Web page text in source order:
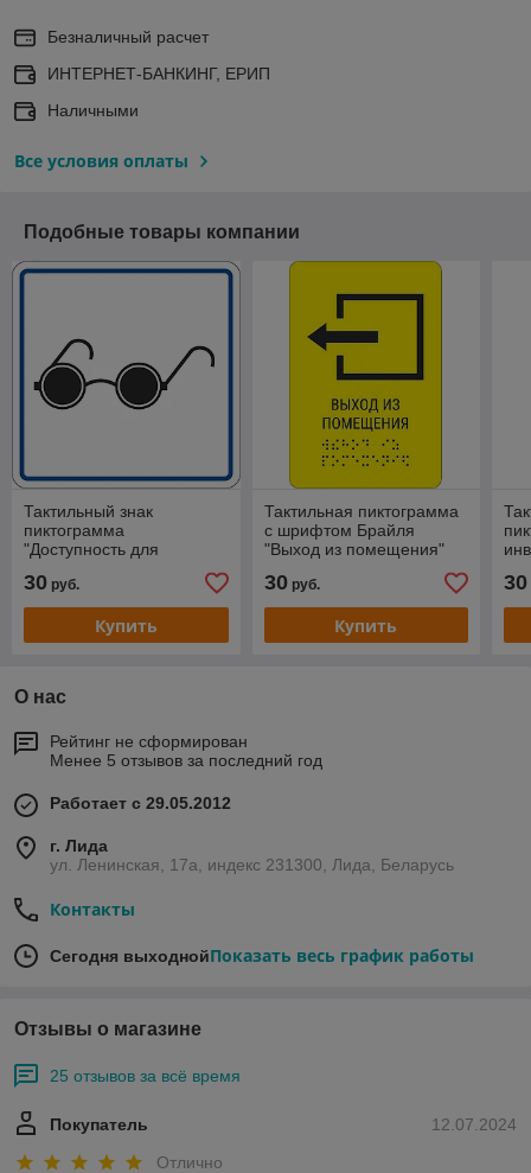
Безналичный расчет
ИНТЕРНЕТ-БАНКИНГ, ЕРИП
Наличными
Все условия оплаты
Подобные товары компании
Тактильный знак
пиктограмма
"Доступность для
30 руб.
Купить
Тактильная пиктограмма
с шрифтом Брайля
"Выход из помещения"
30руб.
Купить
30
О нас
Рейтинг не сформирован
Менее 5 отзывов за последний год
Работает с 29.05.2012
г. Лида
ул. Ленинская, 17а, индекс 231300, Лида, Беларусь
Контакты
Сегодня выходнойПоказать весь график работы
Отзывы о магазине
25 отзывов за всё время
12.07.2024
Покупатель
Отлично